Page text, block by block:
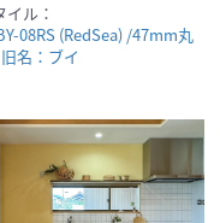
ル：
08RS (RedSea) /47mm丸
名：ブイ